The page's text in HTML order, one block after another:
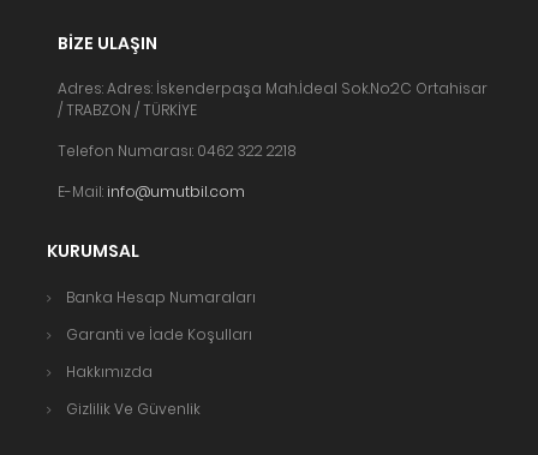
BIZE ULAŞIN
Adres: Adres: İskenderpaşa Mah.İdeal Sok.No:2C Ortahisar
/ TRABZON / TÜRKİYE
Telefon Numarası: 0462 322 2218
E-Mail: info@umutbil.com
KURUMSAL
Banka Hesap Numaraları
Garanti ve İade Koşulları
Hakkımızda
Gizlilik Ve Güvenlik